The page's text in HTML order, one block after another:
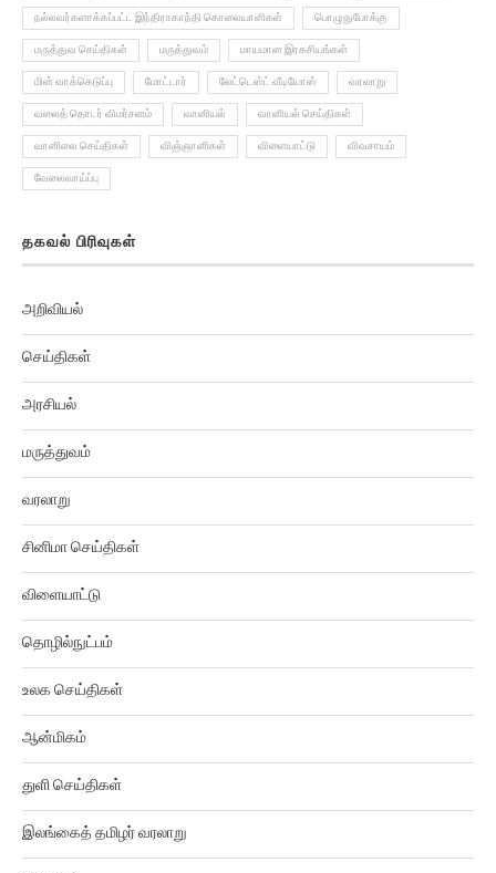
மருத்துவ செய்திகள் மருத்துவம் மாயமான இரகசியங்கள்
மின் வாக்கெடுப்பு மோட்டார் லேட்டெஸ்ட் வீடியோஸ் வரலாறு
வலைத் தொடர் விமர்சனம் வானியல் வானியல் செய்திகள்
வானிலை செய்திகள் விஞ்ஞானிகள் விளையாட்டு விவசாயம்
வேலைவாய்ப்பு
செய்திகள்
அரசியல்
மருத்துவம்
வரலாறு
சினிமா செய்திகள்
விளையாட்டு
தொழில்நுட்பம்
உலக செய்திகள்
ஆன்மிகம்
துளி செய்திகள்
இலங்கைத் தமிழர் வரலாறு
ஜோதிடம்